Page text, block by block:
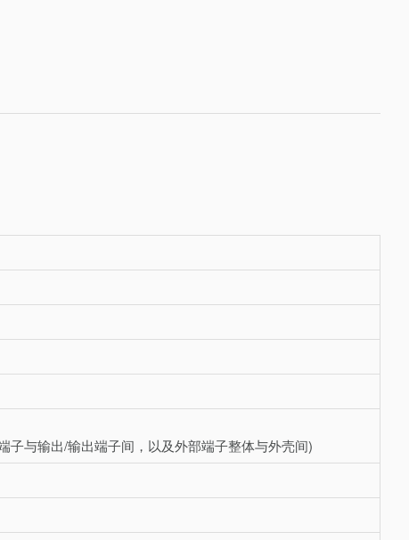
子与输出/输出端子间，以及外部端子整体与外壳间)